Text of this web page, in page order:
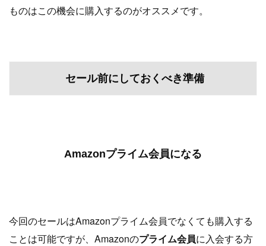
ものはこの機会に購入するのがオススメです。
セール前にしておくべき準備
Amazonプライム会員になる
今回のセールはAmazonプライム会員でなくても購入する
ことは可能ですが、Amazonのプライム会員に入会する方